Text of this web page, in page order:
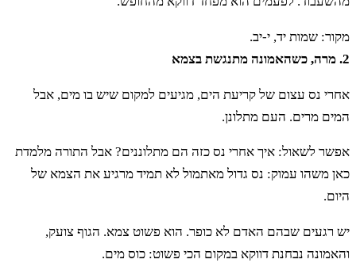
מקור: שמות יד, י-יב.
2. מרה, כשהאמונה מתנגשת בצמא
אחרי נס עצום של קריעת הים, מגיעים למקום שיש בו מים, אבל
המים מרים. העם מתלונן.
אפשר לשאול: איך אחרי נס כזה הם מתלוננים? אבל התורה מלמדת
כאן משהו עמוק: נס גדול מאתמול לא תמיד מרגיע את הצמא של
היום.
יש רגעים שבהם האדם לא כופר. הוא פשוט צמא. הגוף צועק,
והאמונה נבחנת דווקא במקום הכי פשוט: כוס מים.